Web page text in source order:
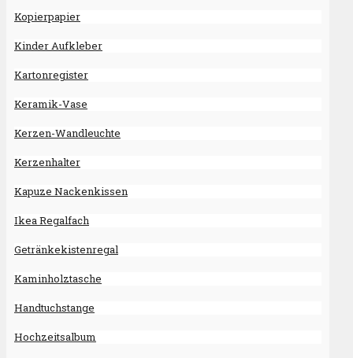
Kopierpapier
Kinder Aufkleber
Kartonregister
Keramik-Vase
Kerzen-Wandleuchte
Kerzenhalter
Kapuze Nackenkissen
Ikea Regalfach
Getränkekistenregal
Kaminholztasche
Handtuchstange
Hochzeitsalbum